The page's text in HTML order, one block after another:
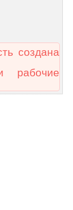
создана
рабочие